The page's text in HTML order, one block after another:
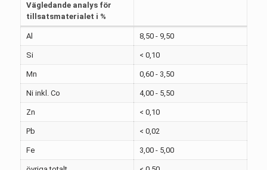
Vägledande analys för
tillsatsmaterialet i %
Al 8,50 - 9,50
Si < 0,10
Mn 0,60 - 3,50
Ni inkl. Co 4,00 - 5,50
Zn < 0,10
Pb < 0,02
Fe 3,00 - 5,00